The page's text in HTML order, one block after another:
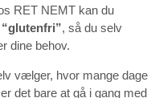
RET NEMT kan du
, så du selv
dine behov.
vælger, hvor mange dage
det bare at gå i gang med